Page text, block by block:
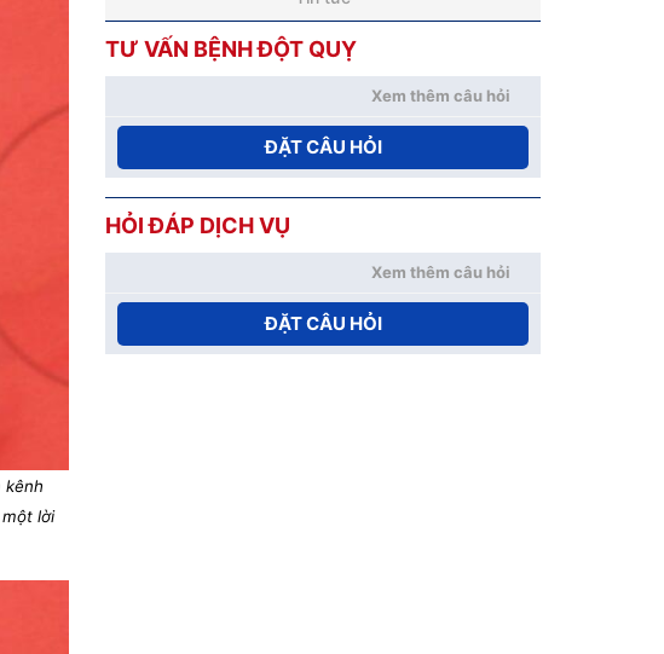
kênh
lời
TƯ VẤN BỆNH ĐỘT QUỴ
Xem thêm câu hỏi
ĐẶT CÂU HỎI
HỎI ĐÁP DỊCH VỤ
Xem thêm câu hỏi
ĐẶT CÂU HỎI